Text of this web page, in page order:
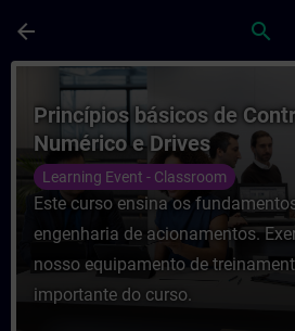
arrow_back search
Course - Princípios
Princípios básicos de
Numérico e Drives
Learning Event - Classroom
Este curso ensina os
engenharia de acionamentos.
nosso equipamento de
importante do curso.